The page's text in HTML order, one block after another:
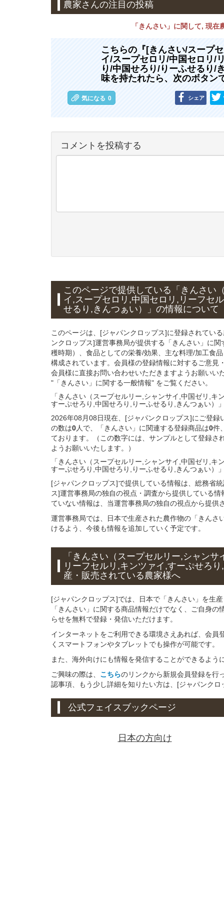
農家さんの注目の投稿
「きんさい」に関して, 現在
こちらの『[きんさい/スープ
イ/スープセロリ/中国セロリ/
り/中国せろり/りーふせるり/
味を持たれたら、次のボタン
気になる 0 シェア
コメントを投稿する
このページで提供している 「きんさい
イ,スープセロリ,中国セロリ,リーフセ
せるり,きんつぁい）」の情報について
このページは、[ジャパンクロップス]に登録されてい
ンクロップス]運営事務局が提供する「きんさい」に
穫時期）、食品としての栄養/効果、主な料理/加工食
構成されています。会員様の登録情報に対するご意見
会員様に直接お問い合わせいただきますようお願い
"「きんさい」に関する一般情報" をご覧ください。
「きんさい（スープセルリー,シャンサイ,中国ゼリ,キ
すーぷせろり,中国せろり,りーふせるり,きんつぁい）」
2026年08月08日現在、[ジャパンクロップス]にご登
の数は0人で、「きんさい」に関連する登録商品は0件
ております。（この数字には、サンプルとして登録
ようお願いいたします。）
「きんさい（スープセルリー,シャンサイ,中国ゼリ,キ
すーぷせろり,中国せろり,りーふせるり,きんつぁい）」
[ジャパンクロップス]で提供している情報は、総務省
ス]運営事務局の独自の視点・調査から提供している
ていない情報は、当運営事務局の独自の視点から提供
運営事務局では、日本で生産された農作物の「きん
けるよう、今後も情報を追加していく予定です。
「きんさい（スープセルリー,シャン
リーフセルリ,キンツァイ,すーぷせろ
産・販売されている 農家様へ
[ジャパンクロップス]では、日本で「きんさい」を生
「きんさい」に関する商品情報だけでなく、ご自身
らせを無料で登録・発信いただけます。
インターネットをご利用できる環境さえあれば、会
くスマートフォンやタブレットでも操作が可能です。
また、海外向けにも情報を発信することができるよう
ご興味の際は、 こちらのリンクから新規会員登録を行
認事項、もう少し詳細を知りたい方は、[ジャパンクロ
公式フェイスブックページ
日本の方向け